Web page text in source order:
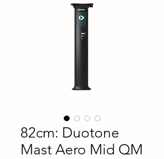
82cm: Duotone
Mast Aero Mid QM